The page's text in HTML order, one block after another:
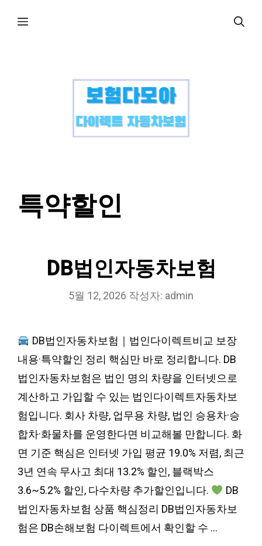
메
특약할인
DB법인자동차보험
5월 12, 2026 작성자: admin
DB법인자동차보험｜법인다이렉트비교 보장
내용·특약할인 정리 핵심만 바로 정리합니다. DB
법인자동차보험은 법인 명의 차량을 인터넷으로
계산하고 가입할 수 있는 법인다이렉트자동차보
험입니다. 회사 차량, 업무용 차량, 법인 승용차·승
합차·화물차를 운영한다면 비교해볼 만합니다. 화
면 기준 핵심은 인터넷 가입 평균 19.0% 저렴, 최근
3년 연속 무사고 최대 13.2% 할인, 블랙박스
3.6~5.2% 할인, 다수차량 추가할인입니다.
DB
법인자동차보험 상품 핵심정리 DB법인자동차보
험은 DB손해보험 다이렉트에서 확인할 수 …